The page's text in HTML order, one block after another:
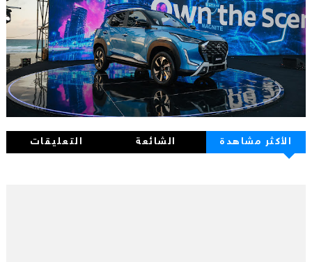
الأكثر مشاهدة الشائعة التعليقات